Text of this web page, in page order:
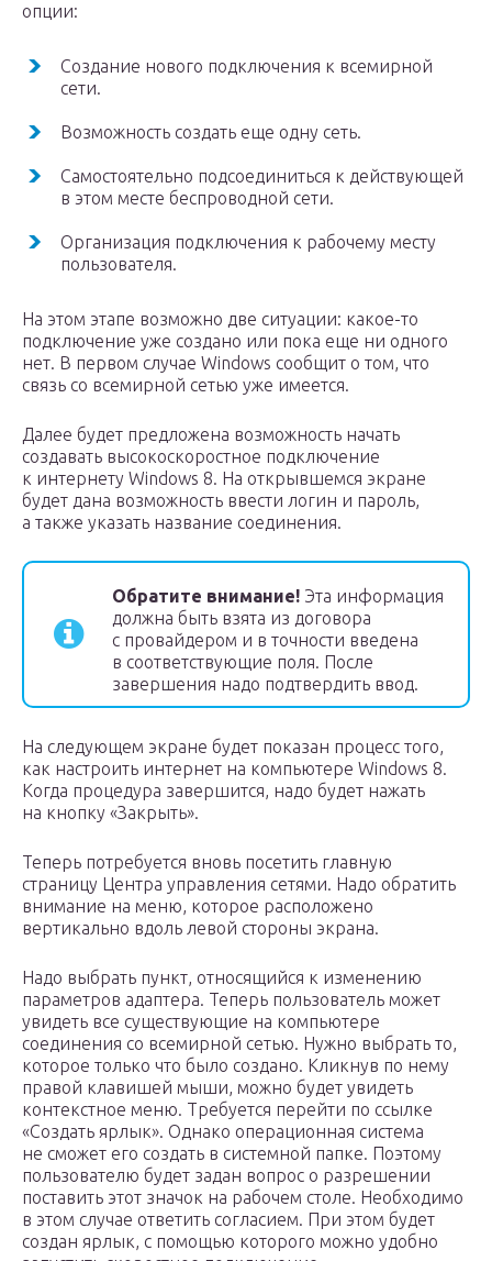
опции:
Создание нового подключения к всемирной
сети.
Возможность создать еще одну сеть.
Самостоятельно подсоединиться к действующей
в этом месте беспроводной сети.
Организация подключения к рабочему месту
пользователя.
На этом этапе возможно две ситуации: какое-то
подключение уже создано или пока еще ни одного
нет. В первом случае Windows сообщит о том, что
связь со всемирной сетью уже имеется.
Далее будет предложена возможность начать
создавать высокоскоростное подключение
к интернету Windows 8. На открывшемся экране
будет дана возможность ввести логин и пароль,
а также указать название соединения.
Обратите внимание! Эта информация
должна быть взята из договора
с провайдером и в точности введена
в соответствующие поля. После
завершения надо подтвердить ввод.
На следующем экране будет показан процесс того,
как настроить интернет на компьютере Windows 8.
Когда процедура завершится, надо будет нажать
на кнопку «Закрыть».
Теперь потребуется вновь посетить главную
страницу Центра управления сетями. Надо обратить
внимание на меню, которое расположено
вертикально вдоль левой стороны экрана.
Надо выбрать пункт, относящийся к изменению
параметров адаптера. Теперь пользователь может
увидеть все существующие на компьютере
соединения со всемирной сетью. Нужно выбрать то,
которое только что было создано. Кликнув по нему
правой клавишей мыши, можно будет увидеть
контекстное меню. Требуется перейти по ссылке
«Создать ярлык». Однако операционная система
не сможет его создать в системной папке. Поэтому
пользователю будет задан вопрос о разрешении
поставить этот значок на рабочем столе. Необходимо
в этом случае ответить согласием. При этом будет
создан ярлык, с помощью которого можно удобно